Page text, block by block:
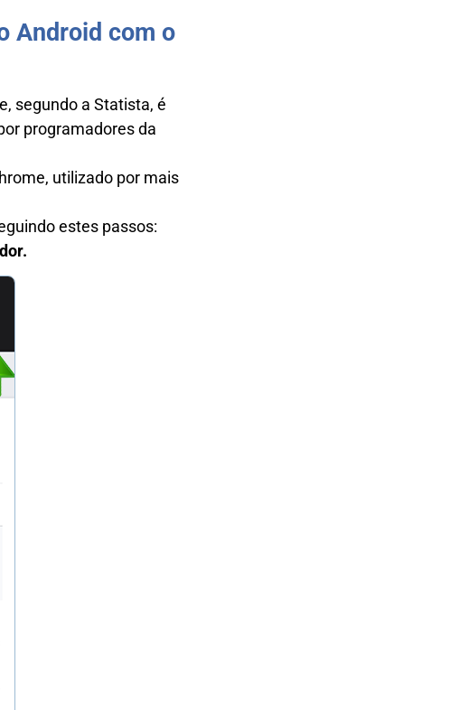
Android com o
segundo a Statista, é
programadores da
utilizado por mais
estes passos: